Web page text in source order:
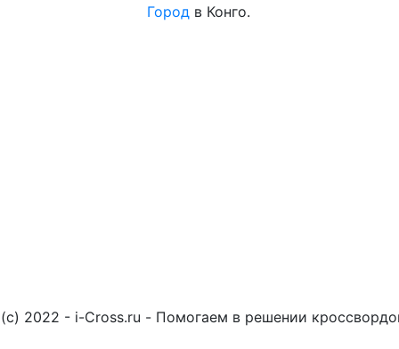
Город в Конго.
(c) 2022 - i-Cross.ru - Помогаем в решении